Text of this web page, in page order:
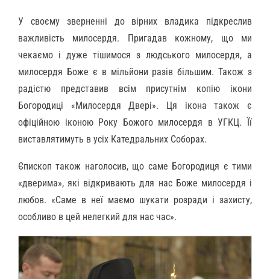
У своєму зверненні до вірних владика підкреслив
важливість милосердя. Пригадав кожному, що ми
чекаємо і дуже тішимося з людського милосердя, а
милосердя Боже є в мільйони разів більшим. Також з
радістю представив всім присутнім копію ікони
Богородиці «Милосердя Двері». Ця ікона також є
офіційною іконою Року Божого милосердя в УГКЦ. Її
виставлятимуть в усіх Катедральних Соборах.
Єпископ також наголосив, що саме Богородиця є тими
«дверима», які відкривають для нас Боже милосердя і
любов. «Саме в неї маємо шукати розради і захисту,
особливо в цей нелегкий для нас час».